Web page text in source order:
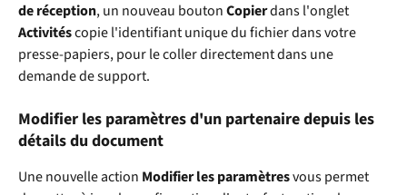
de réception, un nouveau bouton Copier dans l'onglet
Activités copie l'identifiant unique du fichier dans votre
presse-papiers, pour le coller directement dans une
demande de support.
Modifier les paramètres d'un partenaire depuis les
détails du document
Une nouvelle action Modifier les paramètres vous permet